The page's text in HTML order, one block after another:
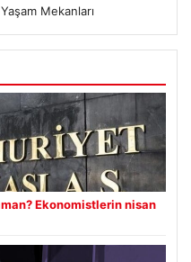
Mekanları
Ekonomistlerin nisan